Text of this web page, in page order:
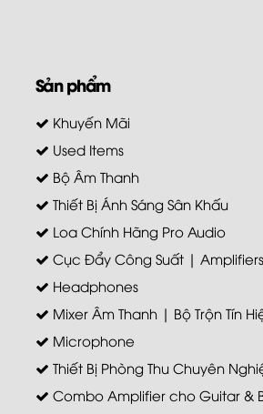
Sản phẩm
Khuyến Mãi
Used Items
Bộ Âm Thanh
Thiết Bị Ánh Sáng Sân Khấu
Loa Chính Hãng Pro Audio
Cục Đẩy Công Suất | Amplifiers
Headphones
Mixer Âm Thanh | Bộ Trộn Tín
Microphone
Thiết Bị Phòng Thu Chuyên
Combo Amplifier cho Guitar &